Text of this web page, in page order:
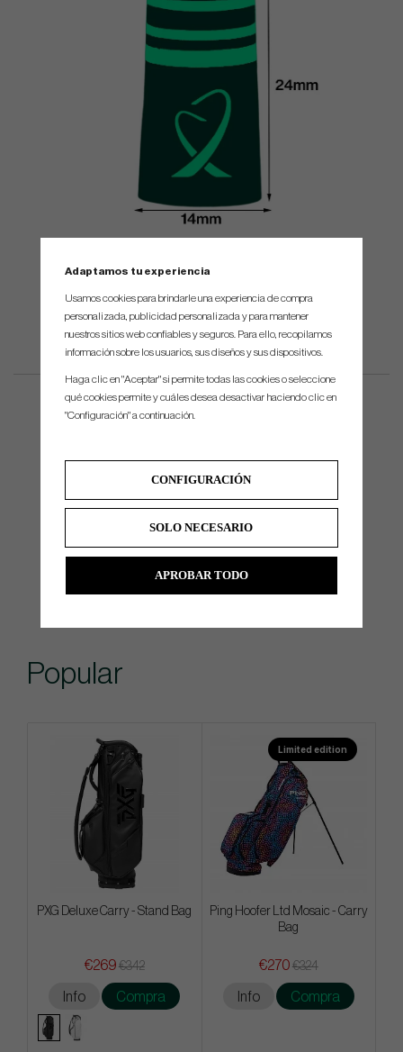
Popular
PXG Deluxe Carry - Stand Bag
€269 €342
Info Compra
Limited edition
Ping Hoofer Ltd Mosaic - Carry
Bag
€270 €324
Info Compra
Adaptamos tu experiencia
Usamos cookies para brindarle una experiencia de compra
personalizada, publicidad personalizada y para mantener
nuestros sitios web confiables y seguros. Para ello, recopilamos
información sobre los usuarios, sus diseños y sus dispositivos.
Haga clic en "Aceptar" si permite todas las cookies o seleccione
qué cookies permite y cuáles desea desactivar haciendo clic en
"Configuración" a continuación.
CONFIGURACIÓN
SOLO NECESARIO
APROBAR TODO